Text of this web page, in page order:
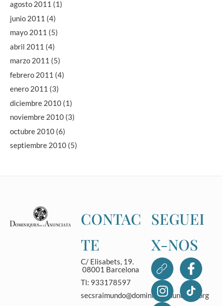
agosto 2011 (1)
junio 2011 (4)
mayo 2011 (5)
abril 2011 (4)
marzo 2011 (5)
febrero 2011 (4)
enero 2011 (3)
diciembre 2010 (1)
noviembre 2010 (3)
octubre 2010 (6)
septiembre 2010 (5)
CONTAC
TE
C/ Elisabets, 19.
08001 Barcelona
Tl: 933178597
secsraimundo@dominicasanunciata.org
SEGUEI
X-NOS